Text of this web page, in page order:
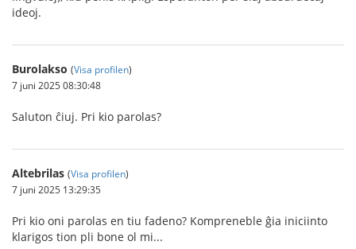
ideoj.
Burolakso (Visa profilen)
7 juni 2025 08:30:48
Saluton ĉiuj. Pri kio parolas?
Altebrilas (Visa profilen)
7 juni 2025 13:29:35
Pri kio oni parolas en tiu fadeno? Kompreneble ĝia iniciinto
klarigos tion pli bone ol mi...